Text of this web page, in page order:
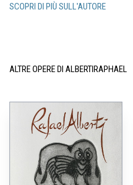
SCOPRI DI PIÙ SULL'AUTORE
ALTRE OPERE DI ALBERTIRAPHAEL